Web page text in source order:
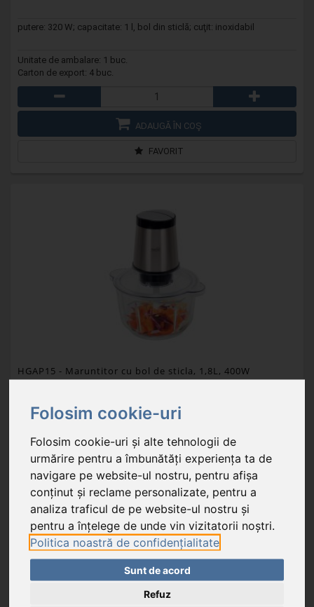
Folosim cookie-uri
Folosim cookie-uri și alte tehnologii de
urmărire pentru a îmbunătăți experiența ta de
navigare pe website-ul nostru, pentru afișa
conținut și reclame personalizate, pentru a
analiza traficul de pe website-ul nostru și
pentru a înțelege de unde vin vizitatorii noștri.
Politica noastră de confidențialitate
Sunt de acord
Refuz
putere: 320 W; capacitate: 1 l, bol din sticlă; cuţit: inoxidabil
Unitate de ambalare: 1 buc.
Carton de export: 4 buc.
ADAUGĂ ÎN COŞ
FAVORIT
HGAP15 - Maruntitor cu bol de sticla, 1,8L, 400W
În stoc
putere: 400 W; 2 cuțite din oțel inoxidabil cu 2 tăișuri, care pot fi ...
Unitate de ambalare: 1 buc.
ADAUGĂ ÎN COŞ
FAVORIT